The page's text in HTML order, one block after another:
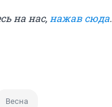
на нас, нажав сюда.
Весна